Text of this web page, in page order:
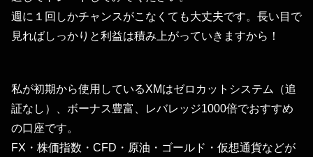
週に１回しかチャンスがこなくても大丈夫です。長い目で
見ればしっかりと利益は積み上がっていきますから！
私が初期から使用しているXMはゼロカットシステム（追
証なし）、ボーナス豊富、レバレッジ1000倍でおすすめ
の口座です。
FX・株価指数・CFD・原油・ゴールド・仮想通貨などが